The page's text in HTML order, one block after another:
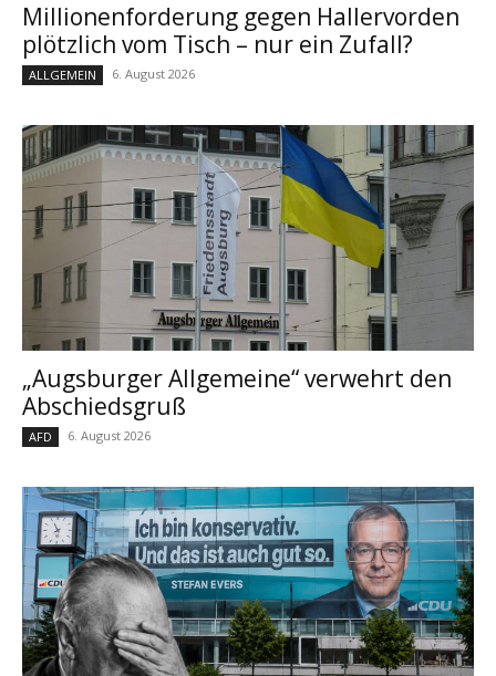
Millionenforderung gegen Hallervorden
plötzlich vom Tisch – nur ein Zufall?
ALLGEMEIN 6. August 2026
„Augsburger Allgemeine“ verwehrt den
Abschiedsgruß
AFD 6. August 2026